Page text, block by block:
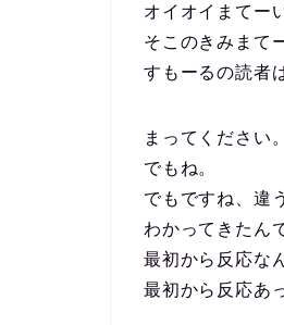
オイオイまてー
そこのきみまて
すもーるの読者
まってください。
でもね。
でもですね、違
わかってきたん
最初から反応な
最初から反応あ